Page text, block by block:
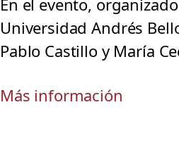
En el evento,
Universidad Andrés
Pablo Castillo y María
Más información